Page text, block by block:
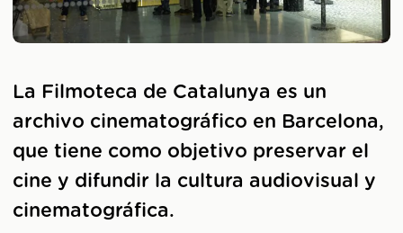
La Filmoteca de Catalunya es un
archivo cinematográfico en Barcelona,
que tiene como objetivo preservar el
cine y difundir la cultura audiovisual y
cinematográfica.